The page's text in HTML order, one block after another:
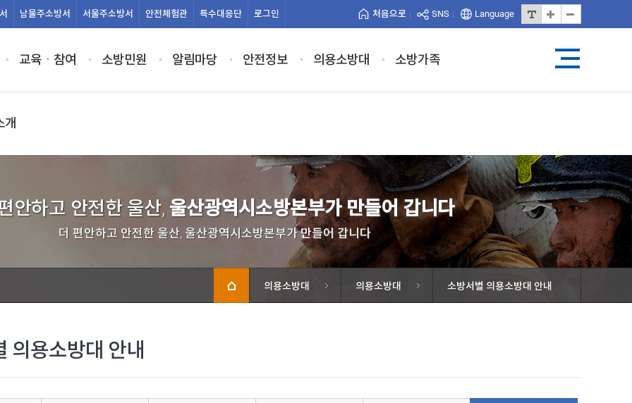
남울주소방서 서울주소방서 안전체험관 특수대응단 로그인 처음으로 SNS Language
교육ㆍ참여 소방민원 알림마당 안전정보 의용소방대 소방가족
개
안하고 안전한 울산, 울산광역시소방본부가 만들어 갑니다
더 편안하고 안전한 울산, 울산광역시소방본부가 만들어 갑니다
의용소방대 의용소방대 소방서별 의용소방대 안내
의용소방대 안내